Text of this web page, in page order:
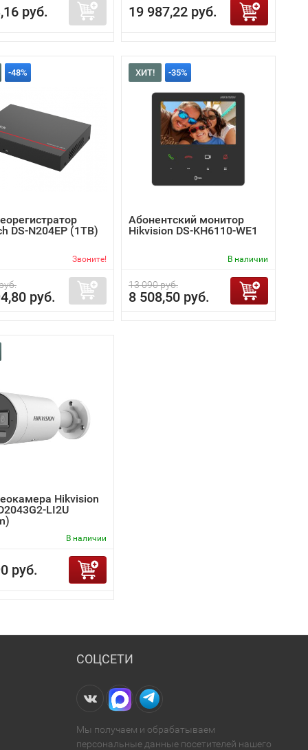
руб. 19 987,22 руб.
-48%
DS-N204EP (1TB)
Звоните!
руб.
ХИТ! -35%
Абонентский монитор
Hikvision DS-KH6110-WE1
В наличии
13 090 руб.
8 508,50 руб.
Hikvision
LI2U
В наличии
руб.
СОЦСЕТИ
Мы получаем и обрабатываем
персональные данные посетителей нашего